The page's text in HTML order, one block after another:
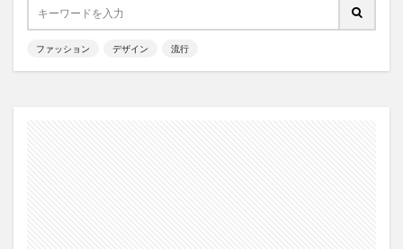
ファッション デザイン 流行